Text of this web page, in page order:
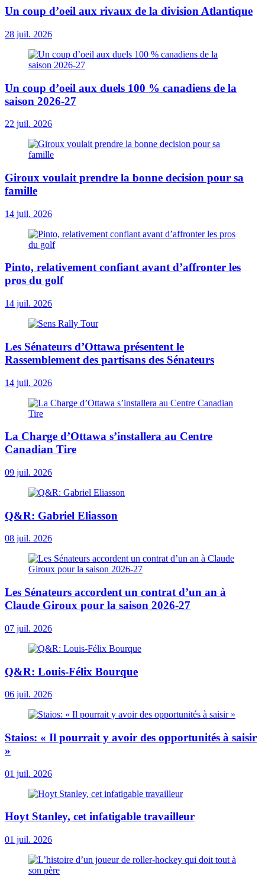
Un coup d’oeil aux rivaux de la division Atlantique
28 juil. 2026
Un coup d’oeil aux duels 100 % canadiens de la
saison 2026-27
22 juil. 2026
Giroux voulait prendre la bonne decision pour sa
famille
14 juil. 2026
Pinto, relativement confiant avant d’affronter les
pros du golf
14 juil. 2026
Les Sénateurs d’Ottawa présentent le
Rassemblement des partisans des Sénateurs
14 juil. 2026
La Charge d’Ottawa s’installera au Centre
Canadian Tire
09 juil. 2026
Q&R: Gabriel Eliasson
08 juil. 2026
Les Sénateurs accordent un contrat d’un an à
Claude Giroux pour la saison 2026-27
07 juil. 2026
Q&R: Louis-Félix Bourque
06 juil. 2026
Staios: « Il pourrait y avoir des opportunités à saisir
»
01 juil. 2026
Hoyt Stanley, cet infatigable travailleur
01 juil. 2026